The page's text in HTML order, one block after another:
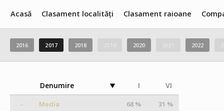
Acasă Clasament localități Clasament raioane
2016 2017 2018 2020 2022
Denumire I VI
– Media 68 % 31 %